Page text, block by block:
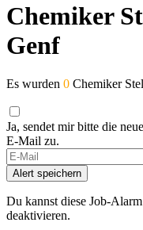
Chemiker
Genf
Es wurden 0 Chemiker
Ja, sendet mir bitte die
E-Mail zu.
Alert speichern
Du kannst diese Job-
deaktivieren.